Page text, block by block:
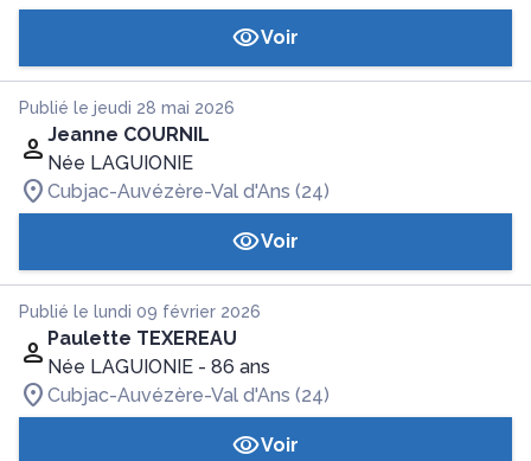
Voir
Publié le jeudi 28 mai 2026
Jeanne COURNIL
Née LAGUIONIE
Cubjac-Auvézère-Val d'Ans (24)
Voir
Publié le lundi 09 février 2026
Paulette TEXEREAU
Née LAGUIONIE - 86 ans
Cubjac-Auvézère-Val d'Ans (24)
Voir